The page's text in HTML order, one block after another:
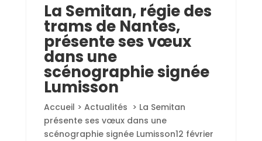
La Semitan, régie des
trams de Nantes,
présente ses vœux
dans une
scénographie signée
Lumisson
Accueil > Actualités > La Semitan
présente ses vœux dans une
scénographie signée Lumisson12 février